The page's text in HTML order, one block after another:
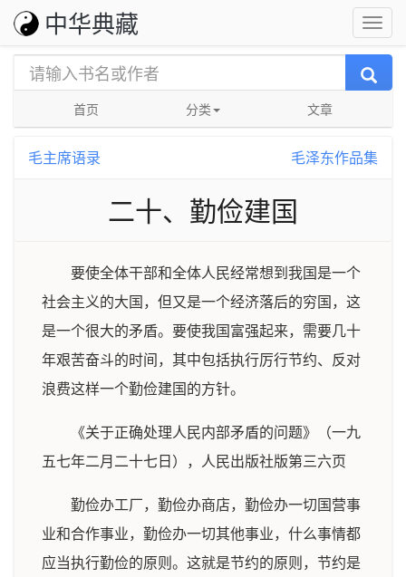
中华典藏
首页 分类 文章
毛主席语录 毛泽东作品集
二十、勤俭建国
要使全体干部和全体人民经常想到我国是一个
社会主义的大国，但又是一个经济落后的穷国，这
是一个很大的矛盾。要使我国富强起来，需要几十
年艰苦奋斗的时间，其中包括执行厉行节约、反对
浪费这样一个勤俭建国的方针。
《关于正确处理人民内部矛盾的问题》（一九
五七年二月二十七日），人民出版社版第三六页
勤俭办工厂，勤俭办商店，勤俭办一切国营事
业和合作事业，勤俭办一切其他事业，什么事情都
应当执行勤俭的原则。这就是节约的原则，节约是